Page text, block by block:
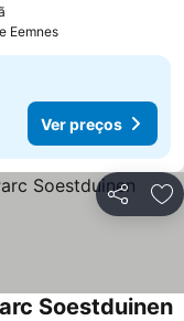
Eemnes
Ver preços
Partilhar
Soestduinen